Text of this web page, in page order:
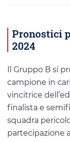
Pronostici
2024
Il Gruppo B si
campione in
vincitrice
finalista e
squadra
partecipazione